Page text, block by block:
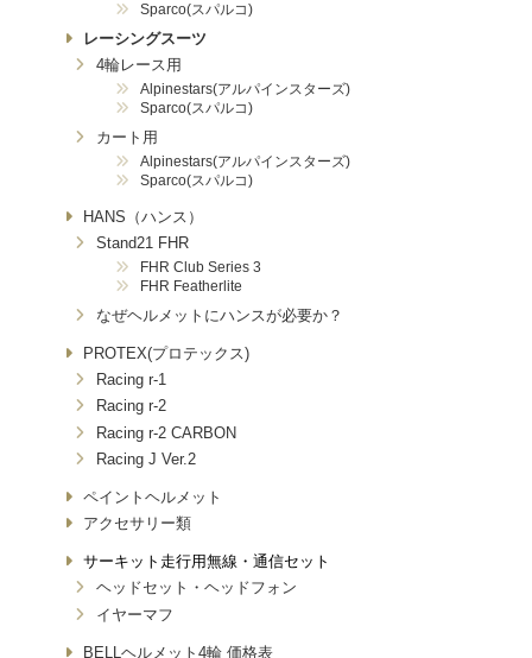
Sparco(スパルコ)
レーシングスーツ
4輪レース用
Alpinestars(アルパインスターズ)
Sparco(スパルコ)
カート用
Alpinestars(アルパインスターズ)
Sparco(スパルコ)
HANS（ハンス）
Stand21 FHR
FHR Club Series 3
FHR Featherlite
なぜヘルメットにハンスが必要か？
PROTEX(プロテックス)
Racing r-1
Racing r-2
Racing r-2 CARBON
Racing J Ver.2
ペイントヘルメット
アクセサリー類
サーキット走行用無線・通信セット
ヘッドセット・ヘッドフォン
イヤーマフ
BELLヘルメット4輪 価格表